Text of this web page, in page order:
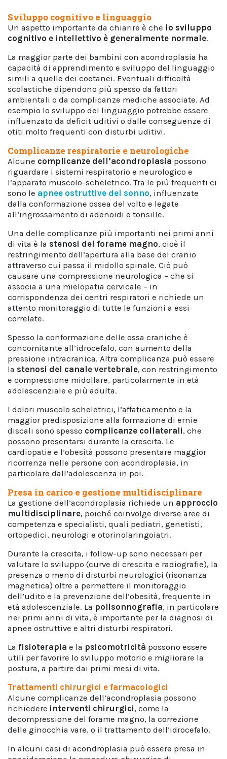
Sviluppo cognitivo e linguaggio
Un aspetto importante da chiarire è che lo sviluppo
cognitivo e intellettivo è generalmente normale.
La maggior parte dei bambini con acondroplasia ha
capacità di apprendimento e sviluppo del linguaggio
simili a quelle dei coetanei. Eventuali difficoltà
scolastiche dipendono più spesso da fattori
ambientali o da complicanze mediche associate. Ad
esempio lo sviluppo del linguaggio potrebbe essere
influenzato da deficit uditivi o dalle conseguenze di
otiti molto frequenti con disturbi uditivi.
Complicanze respiratorie e neurologiche
Alcune complicanze dell’acondroplasia possono
riguardare i sistemi respiratorio e neurologico e
l’apparato muscolo-scheletrico. Tra le più frequenti ci
sono le apnee ostruttive del sonno, influenzate
dalla conformazione ossea del volto e legate
all’ingrossamento di adenoidi e tonsille.
Una delle complicanze più importanti nei primi anni
di vita è la stenosi del forame magno, cioè il
restringimento dell’apertura alla base del cranio
attraverso cui passa il midollo spinale. Ciò può
causare una compressione neurologica – che si
associa a una mielopatia cervicale – in
corrispondenza dei centri respiratori e richiede un
attento monitoraggio di tutte le funzioni a essi
correlate.
Spesso la conformazione delle ossa craniche è
concomitante all’idrocefalo, con aumento della
pressione intracranica. Altra complicanza può essere
la stenosi del canale vertebrale, con restringimento
e compressione midollare, particolarmente in età
adolescenziale e più adulta.
I dolori muscolo scheletrici, l’affaticamento e la
maggior predisposizione alla formazione di ernie
discali sono spesso complicanze collaterali, che
possono presentarsi durante la crescita. Le
cardiopatie e l’obesità possono presentare maggior
ricorrenza nelle persone con acondroplasia, in
particolare dall’adolescenza in poi.
Presa in carico e gestione multidisciplinare
La gestione dell’acondroplasia richiede un approccio
multidisciplinare, poiché coinvolge diverse aree di
competenza e specialisti, quali pediatri, genetisti,
ortopedici, neurologi e otorinolaringoiatri.
Durante la crescita, i follow-up sono necessari per
valutare lo sviluppo (curve di crescita e radiografie), la
presenza o meno di disturbi neurologici (risonanza
magnetica) oltre a permettere il monitoraggio
dell’udito e la prevenzione dell’obesità, frequente in
età adolescenziale. La polisonnografia, in particolare
nei primi anni di vita, è importante per la diagnosi di
apnee ostruttive e altri disturbi respiratori.
La fisioterapia e la psicomotricità possono essere
utili per favorire lo sviluppo motorio e migliorare la
postura, a partire dai primi mesi di vita.
Trattamenti chirurgici e farmacologici
Alcune complicanze dell’acondroplasia possono
richiedere interventi chirurgici, come la
decompressione del forame magno, la correzione
delle ginocchia vare, o il trattamento dell’idrocefalo.
In alcuni casi di acondroplasia può essere presa in